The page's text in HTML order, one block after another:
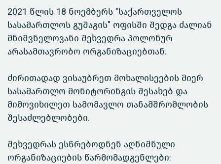
2021 წლის 18 ნოემბერს "საქართველოს
სასამართლოს გუშაგის" ოფისში შედგა ძალიან
მნიშვნელოვანი შეხვედრა პოლონურ
არასამთავრობო ორგანიზაციებთან.
ძირითადად ვისაუბრეთ მოხალისეების მიერ
სასამართლო მონიტორინგის შესახებ და
მიმოვიხილეთ სამომავლო თანამშრომლობის
შესაძლებლობები.
შეხვედრას ესწრებოდნენ აღნიშნული
ორგანიზაციების წარმომადგენლები: